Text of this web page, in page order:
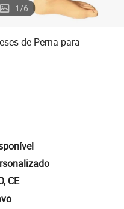
1/6
de Perna para
CE